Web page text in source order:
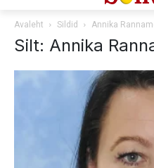
Avaleht Sildid Annika
Silt: Annika